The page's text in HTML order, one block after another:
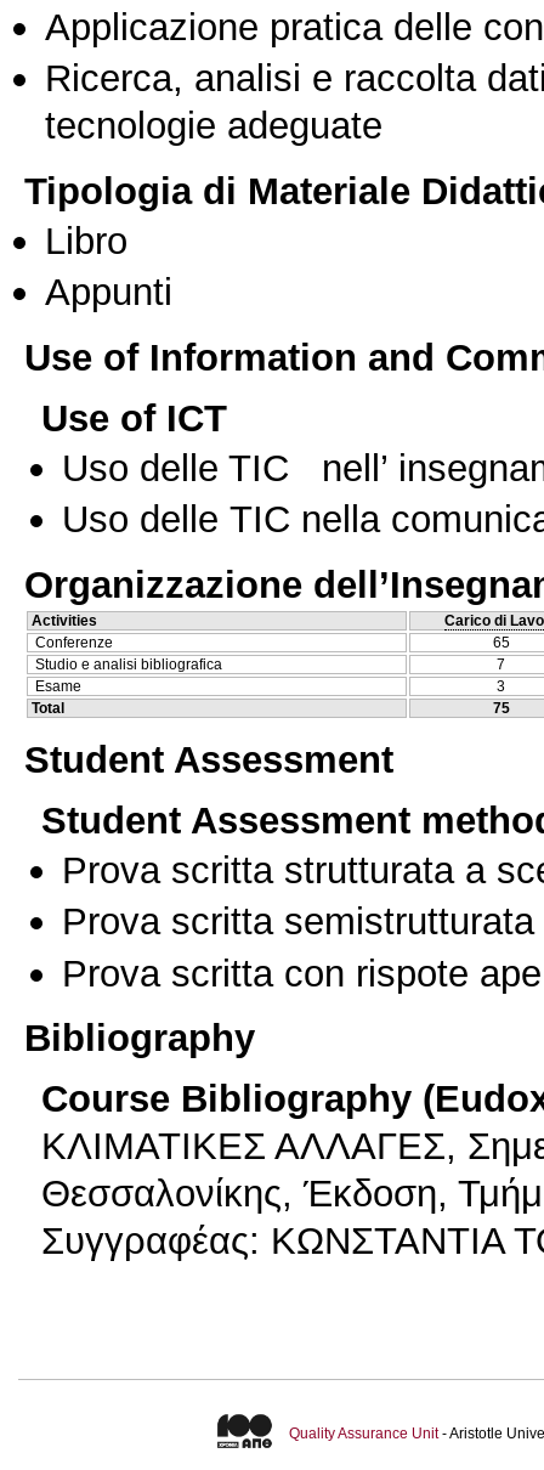
Applicazione pratica delle
Ricerca, analisi e raccolta
tecnologie adeguate
Tipologia di Materiale
Libro
Appunti
Use of Information and
Use of ICT
Uso delle TIC nell’
Uso delle TIC nella
Organizzazione
Activities
Carico di
Conferenze
65
Studio e analisi bibliografica
7
Esame
3
Total
75
Student Assessment
Student Assessment
Prova scritta strutturata a
Prova scritta
Prova scritta con rispote
Bibliography
Course Bibliography
ΚΛΙΜΑΤΙΚΕΣ ΑΛΛΑΓΕΣ,
Θεσσαλονίκης, Έκδοση,
Συγγραφέας: ΚΩΝΣΤΑΝΤΙΑ
Quality Assurance Unit- Aristotle